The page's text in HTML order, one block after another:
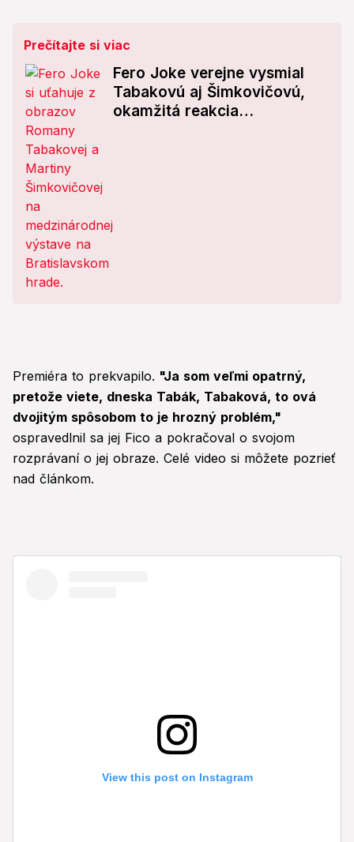
Prečítajte si viac
Fero Joke verejne vysmial
Tabakovú aj Šimkovičovú,
okamžitá reakcia
Premiéra to prekvapilo. "Ja som veľmi opatrný,
pretože viete, dneska Tabák, Tabaková, to ová
dvojitým spôsobom to je hrozný problém,"
ospravedlnil sa jej Fico a pokračoval o svojom
rozprávaní o jej obraze. Celé video si môžete pozrieť
nad článkom.